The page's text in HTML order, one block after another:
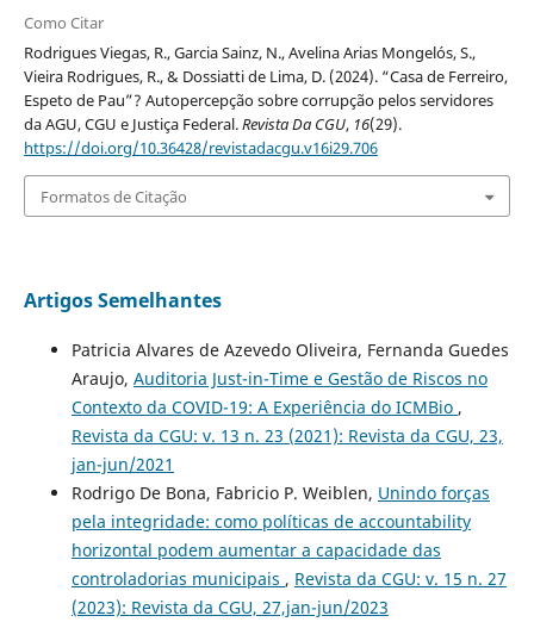
Como Citar
Rodrigues Viegas, R., Garcia Sainz, N., Avelina Arias Mongelós, S.,
Vieira Rodrigues, R., & Dossiatti de Lima, D. (2024). “Casa de Ferreiro,
Espeto de Pau”? Autopercepção sobre corrupção pelos servidores
da AGU, CGU e Justiça Federal.Revista Da CGU, 16(29).
https://doi.org/10.36428/revistadacgu.v16i29.706
Formatos de Citação
Artigos Semelhantes
Patricia Alvares de Azevedo Oliveira, Fernanda Guedes
Araujo, Auditoria Just-in-Time e Gestão de Riscos no
Contexto da COVID-19: A Experiência do ICMBio ,
Revista da CGU: v. 13 n. 23 (2021): Revista da CGU, 23,
jan-jun/2021
Rodrigo De Bona, Fabricio P. Weiblen, Unindo forças
pela integridade: como políticas de accountability
horizontal podem aumentar a capacidade das
controladorias municipais , Revista da CGU: v. 15 n. 27
(2023): Revista da CGU, 27,jan-jun/2023